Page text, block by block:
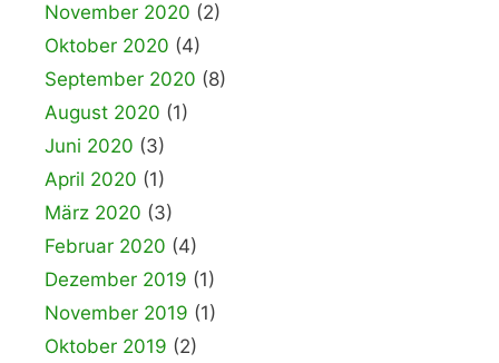
November 2020 (2)
Oktober 2020 (4)
September 2020 (8)
August 2020 (1)
Juni 2020 (3)
April 2020 (1)
März 2020 (3)
Februar 2020 (4)
Dezember 2019 (1)
November 2019 (1)
Oktober 2019 (2)